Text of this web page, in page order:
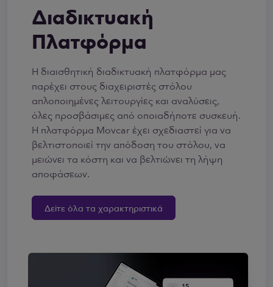
Διαδικτυακή
Πλατφόρμα
Η διαισθητική διαδικτυακή πλατφόρμα μας
παρέχει στους διαχειριστές στόλου
απλοποιημένες λειτουργίες και αναλύσεις,
όλες προσβάσιμες από οποιαδήποτε συσκευή.
Η πλατφόρμα Movcar έχει σχεδιαστεί για να
βελτιστοποιεί την απόδοση του στόλου, να
μειώνει τα κόστη και να βελτιώνει τη λήψη
αποφάσεων.
Δείτε όλα τα χαρακτηριστικά